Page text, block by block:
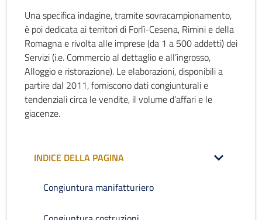
Una specifica indagine, tramite sovracampionamento,
è poi dedicata ai territori di Forlì-Cesena, Rimini e della
Romagna e rivolta alle imprese (da 1 a 500 addetti) dei
Servizi (i.e. Commercio al dettaglio e all’ingrosso,
Alloggio e ristorazione). Le elaborazioni, disponibili a
partire dal 2011, forniscono dati congiunturali e
tendenziali circa le vendite, il volume d’affari e le
giacenze.
INDICE DELLA PAGINA
Congiuntura manifatturiero